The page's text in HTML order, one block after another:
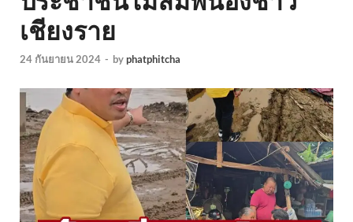
เชียงราย
24 กันยายน 2024 - byphatphitcha